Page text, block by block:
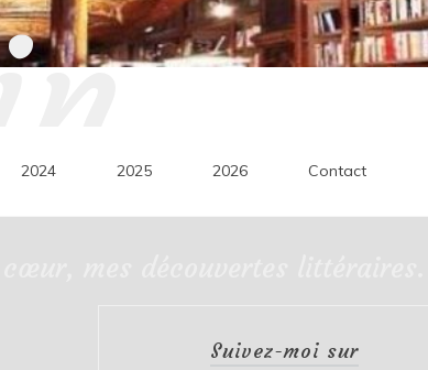
2024 2025 2026 Contact
Suivez-moi sur